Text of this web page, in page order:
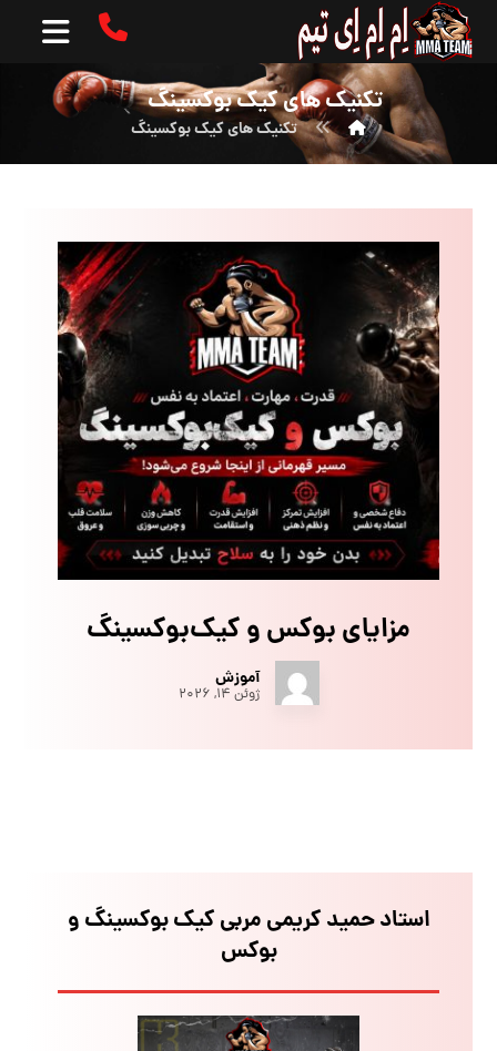
تکنیک های کیک بوکسینگ
تکنیک های کیک بوکسینگ
مزایای بوکس و کیک‌بوکسینگ
آموزش
ژوئن ۱۴, ۲۰۲۶
استاد حمید کریمی مربی کیک بوکسینگ و
بوکس